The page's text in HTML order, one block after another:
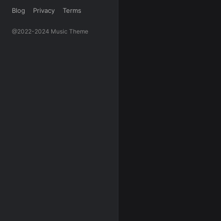
Blog Privacy Terms
@2022-2024 Music Theme